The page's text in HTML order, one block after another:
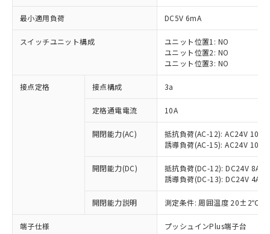
最小適用負荷 DC5V 6mA
スイッチユニット構成
ユニット位置1: NO
ユニット位置2: NO
ユニット位置3: NO
接点定格 接点構成 3a
定格通電電流 10A
開閉能力(AC)
抵抗負荷(AC-12): AC24V 10A/
誘導負荷(AC-15): AC24V
開閉能力(DC)
抵抗負荷(DC-12): DC24V 8A/
誘導負荷(DC-13): DC24V 4A/
開閉能力説明 測定条件: 周囲温度 20±2℃、
端子仕様 プッシュインPlus端子台
ご利用条件
対応済み：EU RoHS指令（10物質）の
非含有に対応した製品が提供可能な商品で
対応予定：EU RoHS指令（10物質）の非含
有に対応した製品に切り替える予定のある
対応予定なし：EU RoHS指令（10物質）の